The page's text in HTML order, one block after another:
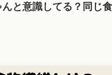
と意識してる？同じ